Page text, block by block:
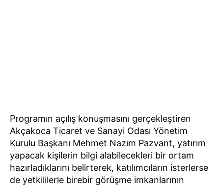
Programın açılış konuşmasını gerçekleştiren
Akçakoca Ticaret ve Sanayi Odası Yönetim
Kurulu Başkanı Mehmet Nazım Pazvant, yatırım
yapacak kişilerin bilgi alabilecekleri bir ortam
hazırladıklarını belirterek, katılımcıların isterlerse
de yetkililerle birebir görüşme imkanlarının